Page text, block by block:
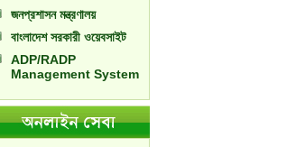
জনপ্রশাসন মন্ত্রণালয়
বাংলাদেশ সরকারী ওয়েবসাইট
ADP/RADP
Management System